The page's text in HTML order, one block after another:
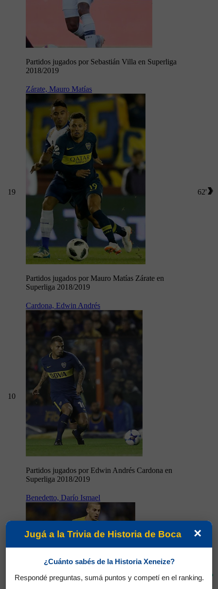
Partidos jugados por Sebastián Villa en Superliga
2018/2019
19
Zárate, Mauro Matías
Partidos jugados por Mauro Matías Zárate en
Superliga 2018/2019
62'
10
Cardona, Edwin Andrés
Partidos jugados por Edwin Andrés Cardona en
Superliga 2018/2019
Benedetto, Darío Ismael
80'
×
Jugá a la Trivia de Historia de Boca
¿Cuánto sabés de la Historia Xeneize?
Respondé preguntas, sumá puntos y competí en el ranking.